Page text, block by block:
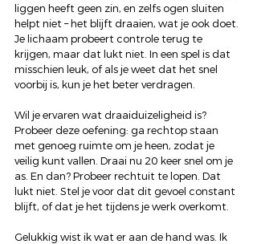
liggen heeft geen zin, en zelfs ogen sluiten
helpt niet – het blijft draaien, wat je ook doet.
Je lichaam probeert controle terug te
krijgen, maar dat lukt niet. In een spel is dat
misschien leuk, of als je weet dat het snel
voorbij is, kun je het beter verdragen.
Wil je ervaren wat draaiduizeligheid is?
Probeer deze oefening: ga rechtop staan
met genoeg ruimte om je heen, zodat je
veilig kunt vallen. Draai nu 20 keer snel om je
as. En dan? Probeer rechtuit te lopen. Dat
lukt niet. Stel je voor dat dit gevoel constant
blijft, of dat je het tijdens je werk overkomt.
Gelukkig wist ik wat er aan de hand was. Ik